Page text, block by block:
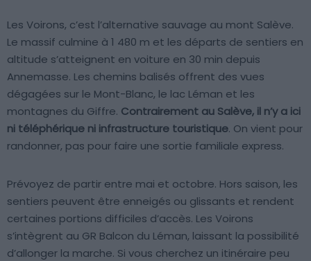
Les Voirons, c’est l’alternative sauvage au mont Salève.
Le massif culmine à 1 480 m et les départs de sentiers en
altitude s’atteignent en voiture en 30 min depuis
Annemasse. Les chemins balisés offrent des vues
dégagées sur le Mont-Blanc, le lac Léman et les
montagnes du Giffre. Contrairement au Salève, il n’y a ici
ni téléphérique ni infrastructure touristique. On vient pour
randonner, pas pour faire une sortie familiale express.
Prévoyez de partir entre mai et octobre. Hors saison, les
sentiers peuvent être enneigés ou glissants et rendent
certaines portions difficiles d’accès. Les Voirons
s’intègrent au GR Balcon du Léman, laissant la possibilité
d’allonger la marche. Si vous cherchez un itinéraire peu